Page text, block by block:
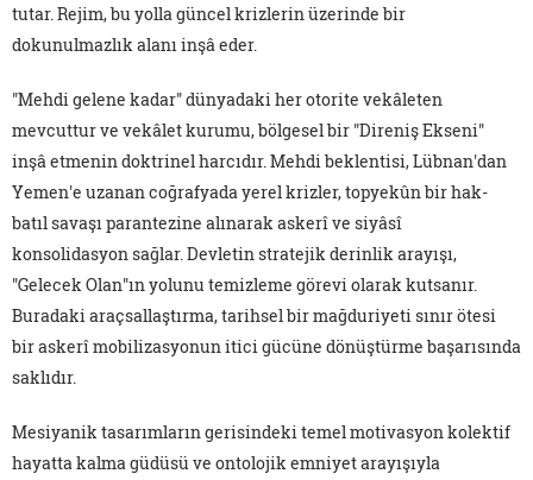
tutar. Rejim, bu yolla güncel krizlerin üzerinde bir
dokunulmazlık alanı inşâ eder.
"Mehdi gelene kadar" dünyadaki her otorite vekâleten
mevcuttur ve vekâlet kurumu, bölgesel bir "Direniş Ekseni"
inşâ etmenin doktrinel harcıdır. Mehdi beklentisi, Lübnan'dan
Yemen'e uzanan coğrafyada yerel krizler, topyekûn bir hak-
batıl savaşı parantezine alınarak askerî ve siyâsî
konsolidasyon sağlar. Devletin stratejik derinlik arayışı,
"Gelecek Olan"ın yolunu temizleme görevi olarak kutsanır.
Buradaki araçsallaştırma, tarihsel bir mağduriyeti sınır ötesi
bir askerî mobilizasyonun itici gücüne dönüştürme başarısında
saklıdır.
Mesiyanik tasarımların gerisindeki temel motivasyon kolektif
hayatta kalma güdüsü ve ontolojik emniyet arayışıyla